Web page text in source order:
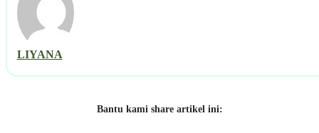
LIYANA
Bantu kami share artikel ini: